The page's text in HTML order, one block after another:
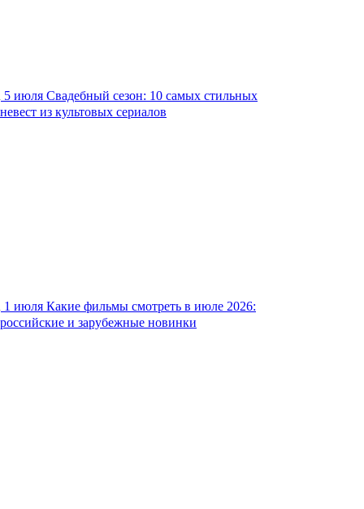
5 июля Свадебный сезон: 10 самых стильных
невест из культовых сериалов
1 июля Какие фильмы смотреть в июле 2026:
российские и зарубежные новинки